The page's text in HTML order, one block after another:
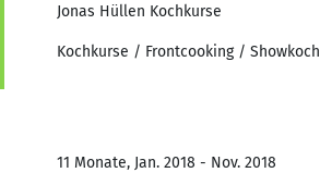
Jonas Hüllen Kochkurse
Kochkurse / Frontcooking / Showkoch
11 Monate, Jan. 2018 - Nov. 2018